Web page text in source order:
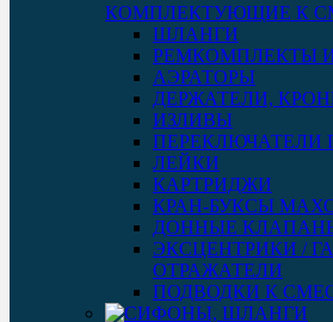
КОМПЛЕКТУЮЩИЕ К
ШЛАНГИ
РЕМКОМПЛЕКТЫ
АЭРАТОРЫ
ДЕРЖАТЕЛИ,
ИЗЛИВЫ
ПЕРЕКЛЮЧАТЕЛИ
ЛЕЙКИ
КАРТРИДЖИ
КРАН-БУКСЫ
ДОННЫЕ
ЭКСЦЕНТРИКИ /
ОТРАЖАТЕЛИ
ПОДВОДКИ К